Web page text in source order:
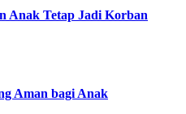
Anak Tetap Jadi Korban
Aman bagi Anak